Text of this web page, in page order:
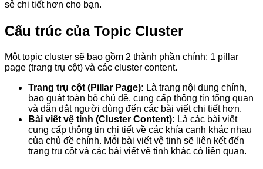
sẻ chi tiết hơn cho bạn.
Cấu trúc của Topic Cluster
Một topic cluster sẽ bao gồm 2 thành phần chính: 1 pillar
page (trang trụ cột) và các cluster content.
Trang trụ cột (Pillar Page): Là trang nội dung chính,
bao quát toàn bộ chủ đề, cung cấp thông tin tổng quan
và dẫn dắt người dùng đến các bài viết chi tiết hơn.
Bài viết vệ tinh (Cluster Content): Là các bài viết
cung cấp thông tin chi tiết về các khía cạnh khác nhau
của chủ đề chính. Mỗi bài viết vệ tinh sẽ liên kết đến
trang trụ cột và các bài viết vệ tinh khác có liên quan.